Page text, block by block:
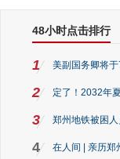
48小时点击排行
1 美副国务卿将
2 定了！2032年
3 郑州地铁被困
4 在人间 | 亲历郑